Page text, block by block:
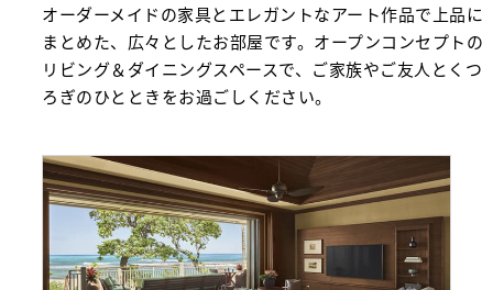
オーダーメイドの家具とエレガントなアート作品で上品に
まとめた、広々としたお部屋です。オープンコンセプトの
リビング＆ダイニングスペースで、ご家族やご友人とくつ
ろぎのひとときをお過ごしください。